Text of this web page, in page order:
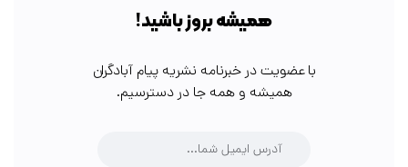
همیشه بروز باشید!
با عضویت در خبرنامه نشریه پیام آبادگران
همیشه و همه جا در دسترسیم.